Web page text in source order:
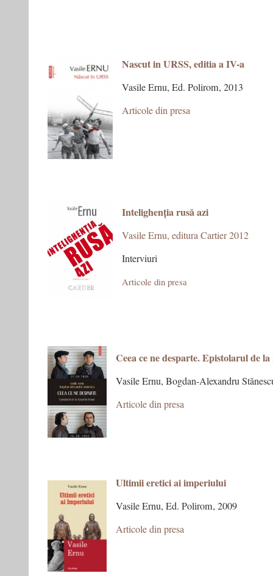
Nascut in URSS, editia a IV-a
Vasile Ernu, Ed. Polirom, 2013
Articole din presa
Intelighenția rusă azi
Vasile Ernu, editura Cartier 2012
Interviuri
Articole din presa
Ceea ce ne desparte. Epistolarul de
Vasile Ernu, Bogdan-Alexandru
Articole din presa
Ultimii eretici ai imperiului
Vasile Ernu, Ed. Polirom, 2009
Articole din presa